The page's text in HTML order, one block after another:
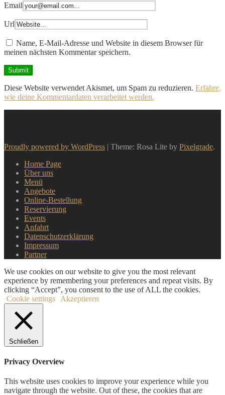
Email
Url
Name, E-Mail-Adresse und Website in diesem Browser für
meinen nächsten Kommentar speichern.
Diese Website verwendet Akismet, um Spam zu reduzieren. Erfahre,
wie deine Kommentardaten verarbeitet werden.
Proudly powered by WordPress | Theme: Rosa Lite by Pixelgrade.
Home Page
Über uns
Menü
Angebote
Online-Bestellung
Reservierung
Events
Anfahrt
Datenschutzerklärung
Impressum
Partner
We use cookies on our website to give you the most relevant
experience by remembering your preferences and repeat visits. By
clicking “Accept”, you consent to the use of ALL the cookies.
Cookie settings
Akzeptieren
Schließen
Privacy Overview
This website uses cookies to improve your experience while you
navigate through the website. Out of these, the cookies that are